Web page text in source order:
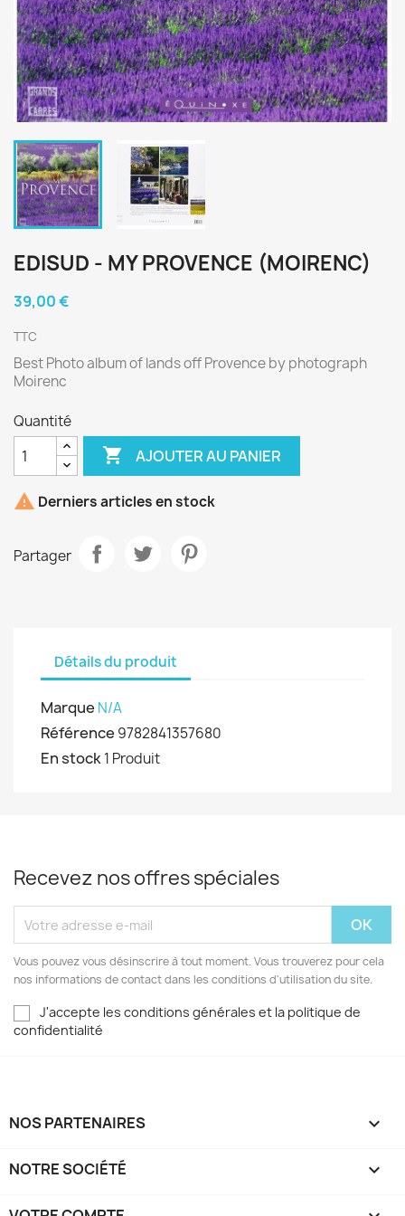
EDISUD - MY PROVENCE (MOIRENC)
39,00 €
TTC
Best Photo album of lands off Provence by photograph
Moirenc
Quantité
 AJOUTER AU PANIER
 Derniers articles en stock
Partager
Détails du produit
Marque N/A
Référence 9782841357680
En stock1 Produit
Recevez nos offres spéciales
Vous pouvez vous désinscrire à tout moment. Vous trouverez pour cela
nos informations de contact dans les conditions d'utilisation du site.
J'accepte les conditions générales et la politique de
confidentialité
NOS PARTENAIRES 
NOTRE SOCIÉTÉ 